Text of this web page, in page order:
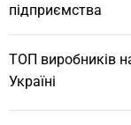
підприємства
ТОП виробників
Україні